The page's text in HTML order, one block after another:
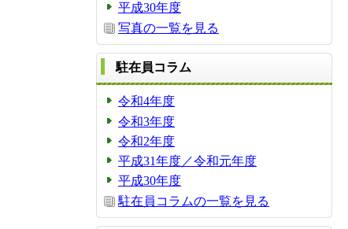
平成30年度
写真の一覧を見る
駐在員コラム
令和4年度
令和3年度
令和2年度
平成31年度／令和元年度
平成30年度
駐在員コラムの一覧を見る